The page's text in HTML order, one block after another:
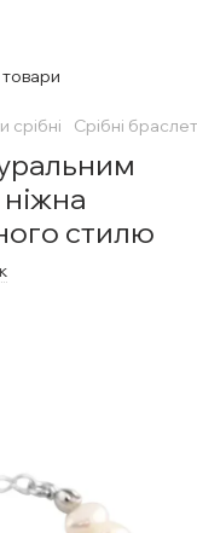
срібні Срібні
стилю